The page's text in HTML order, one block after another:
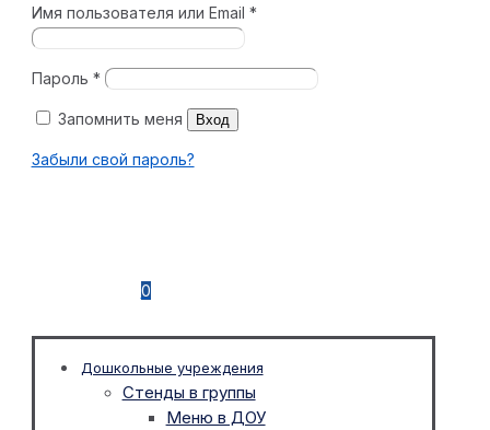
Имя пользователя или Email *
Пароль *
Запомнить меня Вход
Забыли свой пароль?
0
Дошкольные учреждения
Стенды в группы
Меню в ДОУ